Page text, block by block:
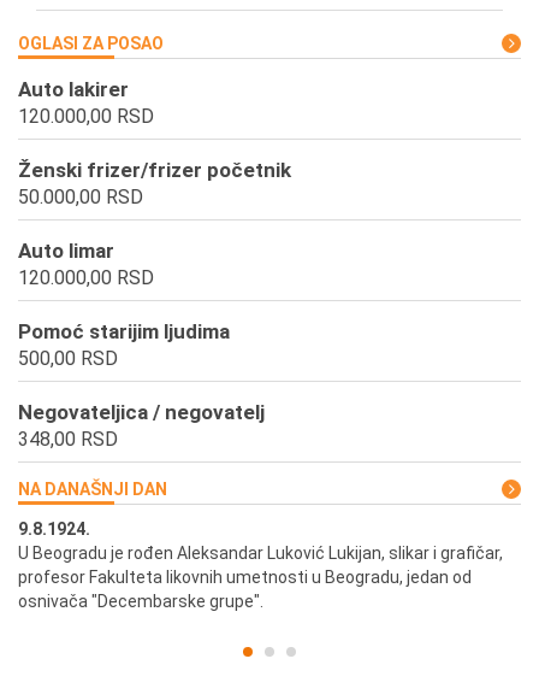
OGLASI ZA POSAO
Auto lakirer
120.000,00 RSD
Ženski frizer/frizer početnik
50.000,00 RSD
Auto limar
120.000,00 RSD
Pomoć starijim ljudima
500,00 RSD
Negovateljica / negovatelj
348,00 RSD
NA DANAŠNJI DAN
9.8.1924.
U Beogradu je rođen Aleksandar Luković Lukijan, slikar i grafičar,
profesor Fakulteta likovnih umetnosti u Beogradu, jedan od
osnivača "Decembarske grupe".